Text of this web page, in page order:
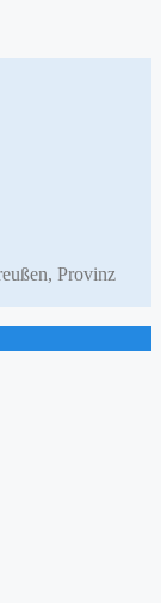
Provinz